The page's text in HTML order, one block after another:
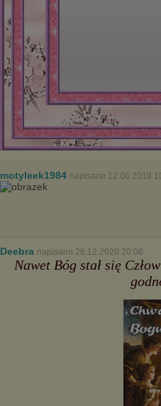
motyleek1984 napisano 12.06.2019
Deebra napisano 26.12.2020 20:06
Nawet Bóg stał się